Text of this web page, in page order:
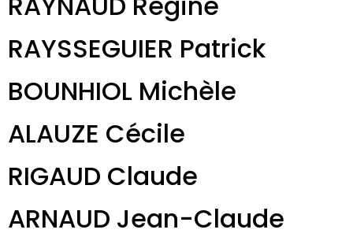
RAYSSEGUIER Patrick
BOUNHIOL Michèle
ALAUZE Cécile
RIGAUD Claude
ARNAUD Jean-Claude